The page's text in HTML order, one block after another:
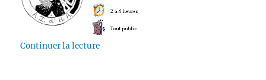
Continuer la lecturede « Une rentrée magique »